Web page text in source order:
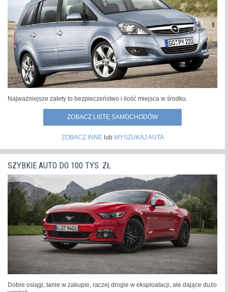
Najważniejsze zalety to bezpieczeństwo i ilość miejsca w środku.
ZOBACZ LISTĘ SAMOCHODÓW
ZOBACZ INNElub WYSZUKAJ AUTA
SZYBKIE AUTO DO 100 TYS. ZŁ
Dobre osiągi, tanie w zakupie, raczej drogie w eksploatacji, ale dające dużo